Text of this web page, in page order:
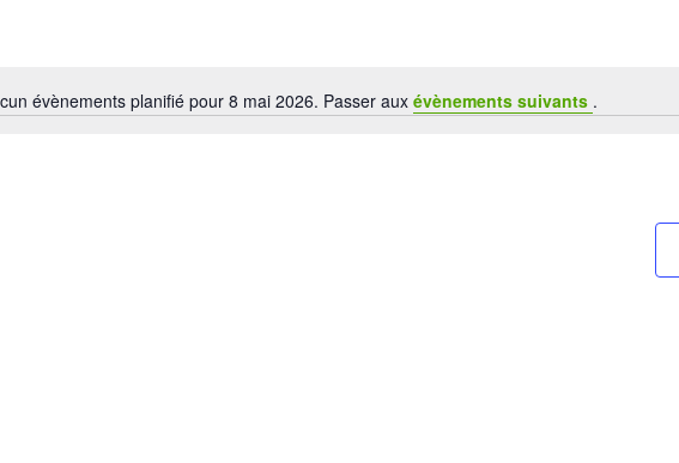
Notice
évènements planifié pour 8 mai 2026. Passer aux évènements suivants .